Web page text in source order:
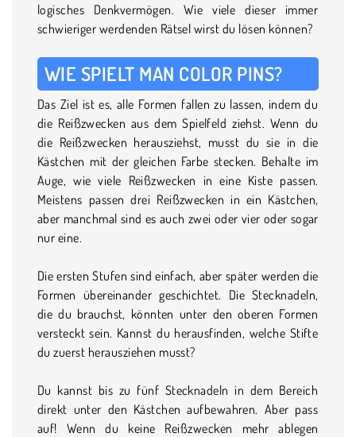
logisches Denkvermögen. Wie viele dieser immer
schwieriger werdenden Rätsel wirst du lösen können?
WIE SPIELT MAN COLOR PINS?
Das Ziel ist es, alle Formen fallen zu lassen, indem du
die Reißzwecken aus dem Spielfeld ziehst. Wenn du
die Reißzwecken herausziehst, musst du sie in die
Kästchen mit der gleichen Farbe stecken. Behalte im
Auge, wie viele Reißzwecken in eine Kiste passen.
Meistens passen drei Reißzwecken in ein Kästchen,
aber manchmal sind es auch zwei oder vier oder sogar
nur eine.
Die ersten Stufen sind einfach, aber später werden die
Formen übereinander geschichtet. Die Stecknadeln,
die du brauchst, könnten unter den oberen Formen
versteckt sein. Kannst du herausfinden, welche Stifte
du zuerst herausziehen musst?
Du kannst bis zu fünf Stecknadeln in dem Bereich
direkt unter den Kästchen aufbewahren. Aber pass
auf! Wenn du keine Reißzwecken mehr ablegen